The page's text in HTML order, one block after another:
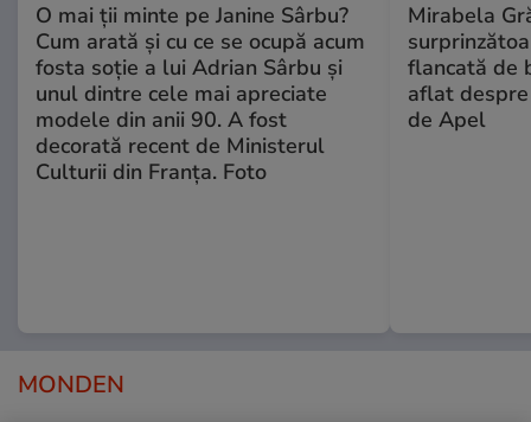
O mai ții minte pe Janine Sârbu?
Cum arată și cu ce se ocupă acum
fosta soție a lui Adrian Sârbu și
unul dintre cele mai apreciate
modele din anii 90. A fost
decorată recent de Ministerul
Culturii din Franța. Foto
Mirabela
flancată de
aflat
de Apel
MONDEN